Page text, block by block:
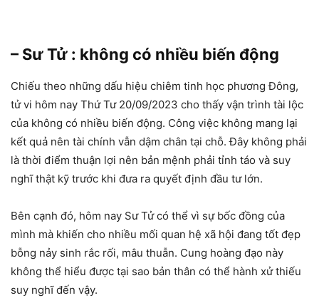
– Sư Tử : không có nhiều biến động
Chiếu theo những dấu hiệu chiêm tinh học phương Đông,
tử vi hôm nay Thứ Tư 20/09/2023 cho thấy vận trình tài lộc
của không có nhiều biến động. Công việc không mang lại
kết quả nên tài chính vẫn dậm chân tại chỗ. Đây không phải
là thời điểm thuận lợi nên bản mệnh phải tỉnh táo và suy
nghĩ thật kỹ trước khi đưa ra quyết định đầu tư lớn.
Bên cạnh đó, hôm nay Sư Tử có thể vì sự bốc đồng của
mình mà khiến cho nhiều mối quan hệ xã hội đang tốt đẹp
bỗng nảy sinh rắc rối, mâu thuẫn. Cung hoàng đạo này
không thể hiểu được tại sao bản thân có thể hành xử thiếu
suy nghĩ đến vậy.